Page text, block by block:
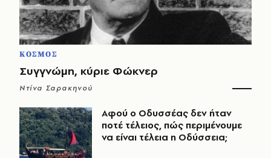
ΚΟΣΜΟΣ
Συγγνώμη, κύριε Φώκνερ
Ντίνα Σαρακηνού
Αφού ο Οδυσσέας δεν ήταν
ποτέ τέλειος, πώς περιμένουμε
να είναι τέλεια η Οδύσσεια;